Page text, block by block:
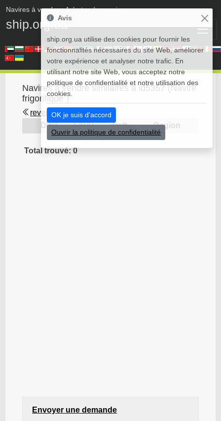
Navires à vendre• Acheter des navires
ship.org.ua
Navires à vendre similaires à id5357 (Navire
frigorifique )
revenir en arrière
DWT
L/B/D draft Region
Total trouvé: 0
Envoyer une demande
Avis
ship.org.ua utilise des cookies pour fournir les
fonctionnalités nécessaires du site Web, améliorer
votre expérience et analyser notre trafic. En
utilisant notre site Web, vous acceptez notre
politique de confidentialité et notre utilisation des
cookies.
OK je suis d'accord
Ouvrir la politique de confidentialité